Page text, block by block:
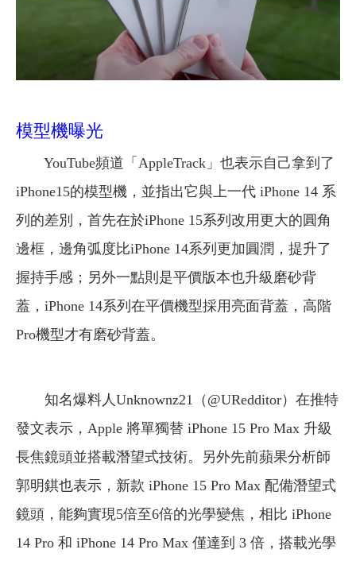
模型機曝光
YouTube頻道「AppleTrack」也表示自己拿到了
iPhone15的模型機，並指出它與上一代 iPhone 14 系
列的差別，首先在於iPhone 15系列改用更大的圓角
邊框，邊角弧度比iPhone 14系列更加圓潤，提升了
握持手感；另外一點則是平價版本也升級磨砂背
蓋，iPhone 14系列在平價機型採用亮面背蓋，高階
Pro機型才有磨砂背蓋。
知名爆料人Unknownz21（@URedditor）在推特
發文表示，Apple 將單獨替 iPhone 15 Pro Max 升級
長焦鏡頭並搭載潛望式技術。另外先前蘋果分析師
郭明錤也表示，新款 iPhone 15 Pro Max 配備潛望式
鏡頭，能夠實現5倍至6倍的光學變焦，相比 iPhone
14 Pro 和 iPhone 14 Pro Max 僅達到 3 倍，搭載光學